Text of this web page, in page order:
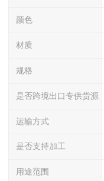
颜色
材质
规格
是否跨境出口专供货源
运输方式
是否支持加工
用途范围